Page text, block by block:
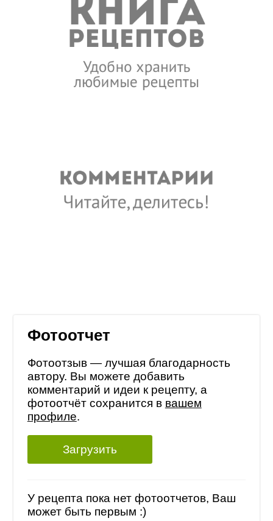
Фотоотчет
Фотоотзыв — лучшая благодарность
автору. Вы можете добавить
комментарий и идеи к рецепту, а
фотоотчёт сохранится в вашем
профиле.
Загрузить
У рецепта пока нет фотоотчетов, Ваш
может быть первым :)